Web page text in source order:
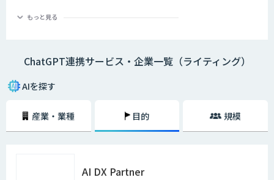
ChatGPTの最大の特徴として、人間との自然な対話を模倣することがで
もっと見る
ChatGPT連携サービス・企業一覧（ライティング）
AIを探す
産業・業種 目的 規模
AI DX Partner